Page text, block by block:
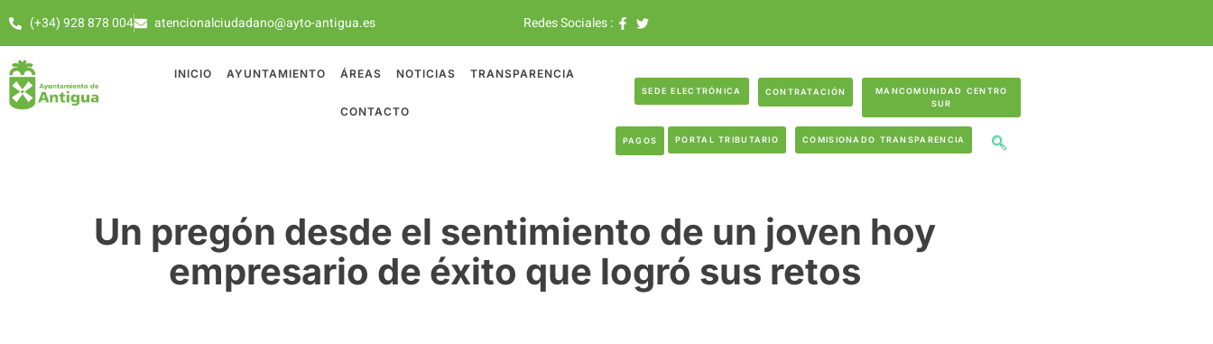
(+34) 928 878 004 atencionalciudadano@ayto-antigua.es Redes Sociales :
INICIO AYUNTAMIENTO ÁREAS NOTICIAS TRANSPARENCIA
CONTACTO
SEDE ELECTRÓNICA CONTRATACIÓN
MANCOMUNIDAD CENTRO
SUR
PAGOS PORTAL TRIBUTARIO COMISIONADO TRANSPARENCIA
Un pregón desde el sentimiento de un joven hoy
empresario de éxito que logró sus retos